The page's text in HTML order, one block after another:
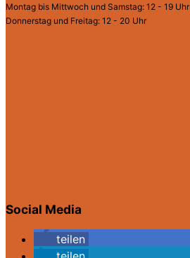
Montag bis Mittwoch und Samstag: 12 - 19 Uhr
Donnerstag und Freitag: 12 - 20 Uhr
Social Media
teilen